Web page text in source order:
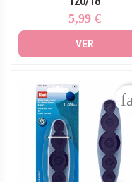
Precio
5,99 €
VER